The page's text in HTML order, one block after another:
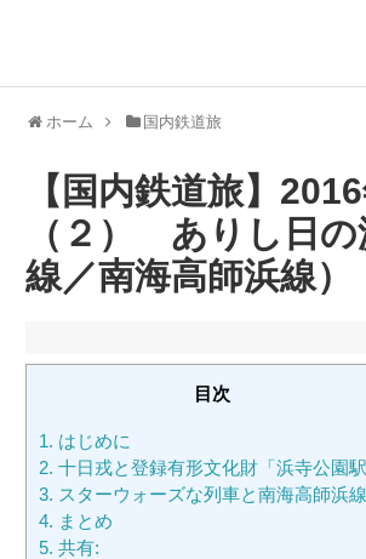
ホーム 国内鉄道旅
【国内鉄道旅】
（２） ありし日の
線／南海高師浜線）
目次
1. はじめに
2. 十日戎と登録有形文化財「浜寺公園
3. スターウォーズな列車と南海高師浜線
4. まとめ
5. 共有: